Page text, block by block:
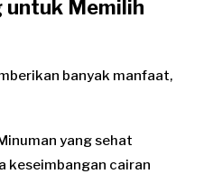
untuk Memilih
banyak manfaat,
yang sehat
keseimbangan cairan